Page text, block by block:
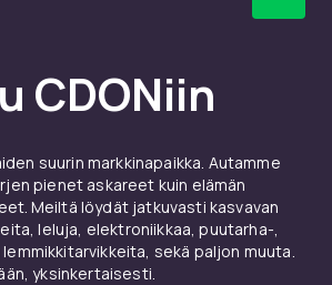
CDONiin
suurin markkinapaikka. Autamme
pienet askareet kuin elämän
Meiltä löydät jatkuvasti kasvavan
leluja, elektroniikkaa, puutarha-,
sekä paljon muuta.
yksinkertaisesti.